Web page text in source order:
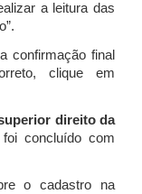
a leitura das
confirmação final
clique em
direito da
concluído com
o cadastro na